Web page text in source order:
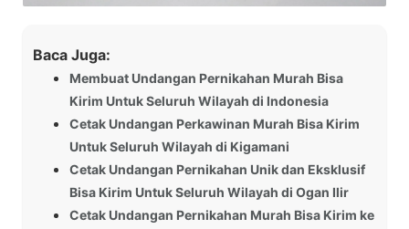
Baca Juga:
Membuat Undangan Pernikahan Murah Bisa
Kirim Untuk Seluruh Wilayah di Indonesia
Cetak Undangan Perkawinan Murah Bisa Kirim
Untuk Seluruh Wilayah di Kigamani
Cetak Undangan Pernikahan Unik dan Eksklusif
Bisa Kirim Untuk Seluruh Wilayah di Ogan Ilir
Cetak Undangan Pernikahan Murah Bisa Kirim ke